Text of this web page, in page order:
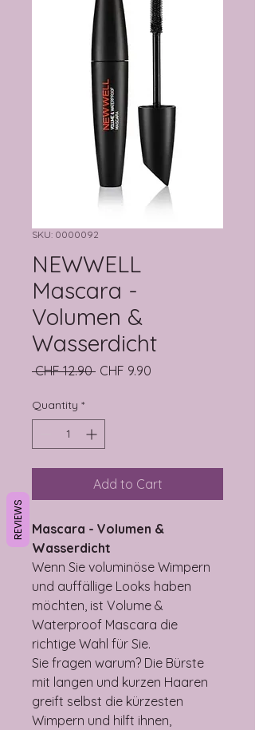
SKU: 0000092
NEWWELL
Mascara -
Volumen &
Wasserdicht
CHF 12.90 Regular Price
CHF 9.90
Quantity *
Add to Cart
Mascara - Volumen &
Wasserdicht
Wenn Sie voluminöse Wimpern
und auffällige Looks haben
möchten, ist Volume &
Waterproof Mascara die
richtige Wahl für Sie.
Sie fragen warum? Die Bürste
mit langen und kurzen Haaren
greift selbst die kürzesten
Wimpern und hilft ihnen,
REVIEWS